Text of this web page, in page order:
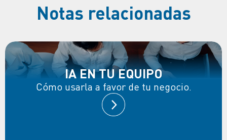
Notas relacionadas
IA EN TU EQUIPO
Cómo usarla a favor de tu negocio.